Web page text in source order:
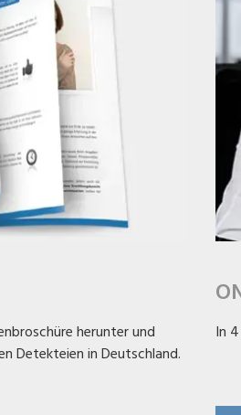
herunter und
Detekteien in Deutschland.
In